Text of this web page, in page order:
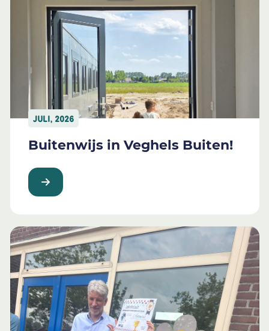
JULI, 2026
Buitenwijs in Veghels Buiten!